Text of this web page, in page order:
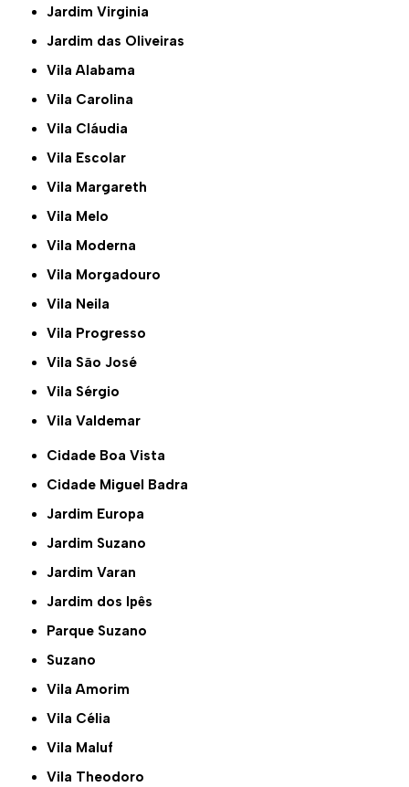
Jardim Virginia
Jardim das Oliveiras
Vila Alabama
Vila Carolina
Vila Cláudia
Vila Escolar
Vila Margareth
Vila Melo
Vila Moderna
Vila Morgadouro
Vila Neila
Vila Progresso
Vila São José
Vila Sérgio
Vila Valdemar
Cidade Boa Vista
Cidade Miguel Badra
Jardim Europa
Jardim Suzano
Jardim Varan
Jardim dos Ipês
Parque Suzano
Suzano
Vila Amorim
Vila Célia
Vila Maluf
Vila Theodoro